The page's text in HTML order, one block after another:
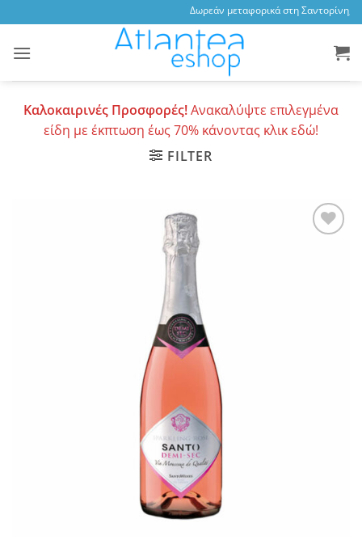
to
content
Δωρεάν μεταφορικά στη Σαντορίνη,
Καλοκαιρινές Προσφορές!Ανακαλύψτε επιλεγμένα
είδη με έκπτωση έως 70% κάνοντας κλικ εδώ!
FILTER